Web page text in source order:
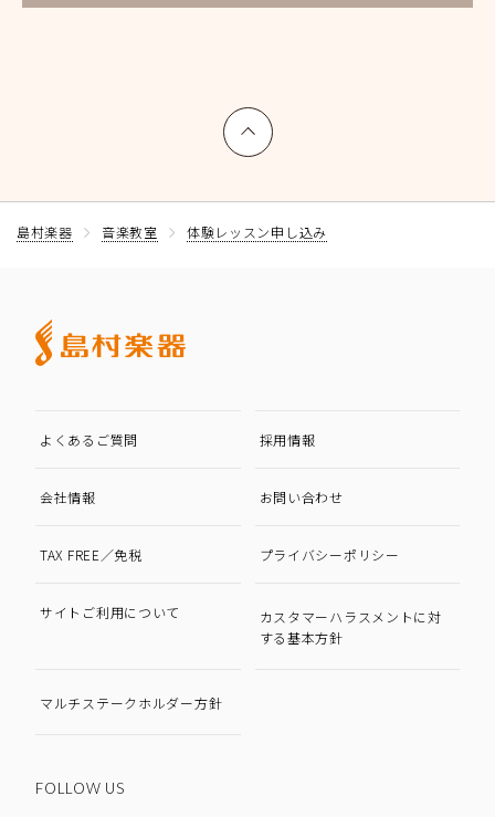
上へ戻る
島村楽器 音楽教室 体験レッスン申し込み
よくあるご質問 採用情報
会社情報 お問い合わせ
TAX FREE／免税 プライバシーポリシー
サイトご利用について
カスタマーハラスメントに対
する基本方針
マルチステークホルダー方針
FOLLOW US